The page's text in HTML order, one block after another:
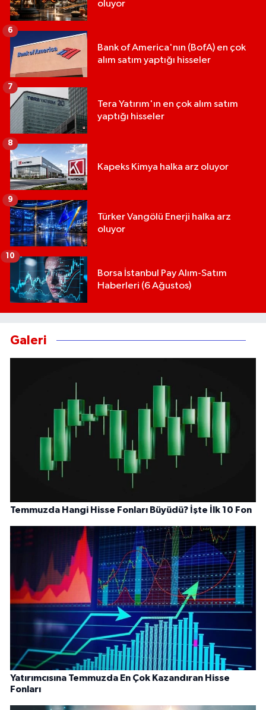
oluyor
Bank of America'nın (BofA) en çok
alım satım yaptığı hisseler
6
Tera Yatırım'ın en çok alım satım
yaptığı hisseler
7
Kapeks Kimya halka arz oluyor
8
Türker Vangölü Enerji halka arz
oluyor
9
Borsa İstanbul Pay Alım-Satım
Haberleri (6 Ağustos)
10
Galeri
Temmuzda Hangi Hisse Fonları Büyüdü? İşte İlk 10 Fon
Yatırımcısına Temmuzda En Çok Kazandıran Hisse
Fonları